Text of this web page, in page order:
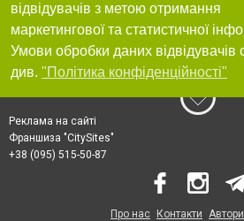
відвідувачів з метою отримання
маркетингової та статистичної
Умови обробки даних відвідувачів
див. "Політика конфіденційності"
Реклама на сайті
Франшиза "CitySites"
+38 (095) 515-50-87
Про нас Контакти